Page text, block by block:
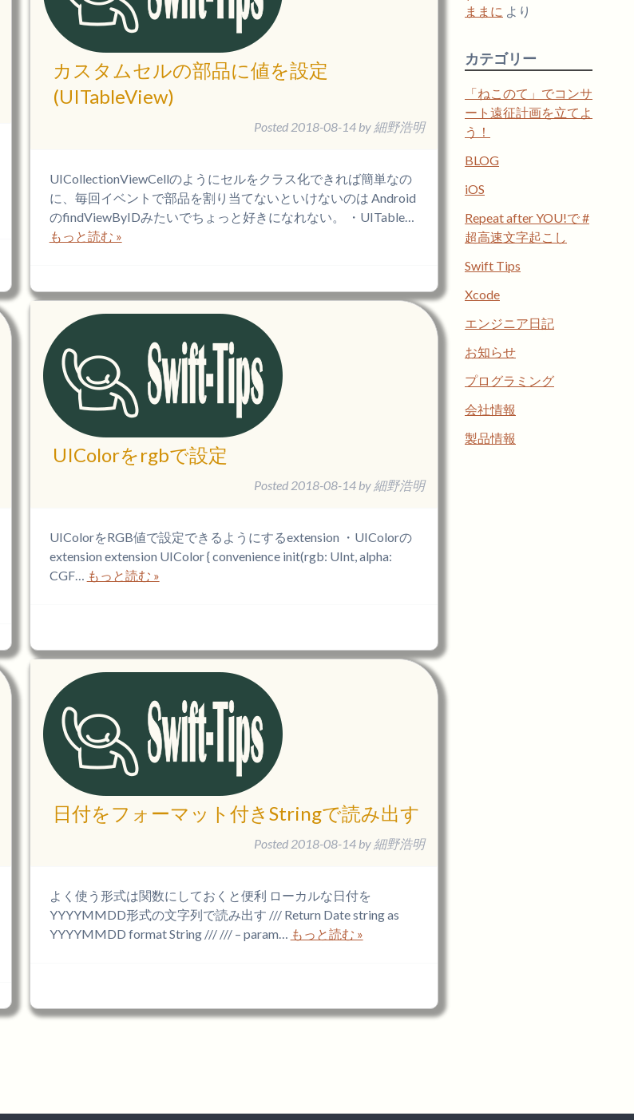
カスタムセルの部品に値を設定
(UITableView)
Posted 2018-08-14 by 細野浩明
UICollectionViewCellのようにセルをクラス化できれば簡単なの
に、毎回イベントで部品を割り当てないといけないのは Android
のfindViewByIDみたいでちょっと好きになれない。 ・UITable…
もっと読む »
UIColorをrgbで設定
Posted 2018-08-14 by 細野浩明
UIColorをRGB値で設定できるようにするextension ・UIColorの
extension extension UIColor { convenience init(rgb: UInt, alpha:
CGF…
もっと読む »
日付をフォーマット付きStringで読み出す
Posted 2018-08-14 by 細野浩明
よく使う形式は関数にしておくと便利 ローカルな日付を
YYYYMMDD形式の文字列で読み出す /// Return Date string as
YYYYMMDD format String /// /// – param…
もっと読む »
ままに より
カテゴリー
「ねこのて」でコンサ
ート遠征計画を立てよ
う！
BLOG
iOS
Repeat after YOU!で #
超高速文字起こし
Swift Tips
Xcode
エンジニア日記
お知らせ
プログラミング
会社情報
製品情報